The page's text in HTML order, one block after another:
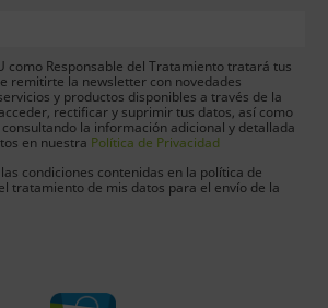
como Responsable del Tratamiento tratará tus
remitirte la newsletter con novedades
y productos disponibles a través de la
rectificar y suprimir tus datos, así como
la información adicional y detallada
en nuestra Política de Privacidad
condiciones contenidas en la política de
tratamiento de mis datos para el envío de la